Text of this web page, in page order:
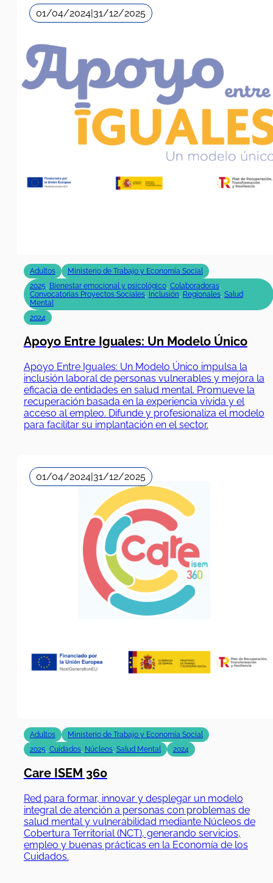
01/04/2024 31/12/2025
Adultos
Ministerio de Trabajo y Economía Social
2025, Bienestar emocional y psicológico, Colaboradoras,
Convocatorias Proyectos Sociales, Inclusión, Regionales, Salud
Mental
2024
Apoyo Entre Iguales: Un Modelo Único
Apoyo Entre Iguales: Un Modelo Único impulsa la
inclusión laboral de personas vulnerables y mejora la
eficacia de entidades en salud mental. Promueve la
recuperación basada en la experiencia vivida y el
acceso al empleo. Difunde y profesionaliza el modelo
para facilitar su implantación en el sector.
01/04/2024 31/12/2025
Adultos
Ministerio de Trabajo y Economía Social
2025, Cuidados, Núcleos, Salud Mental 2024
Care ISEM 360
Red para formar, innovar y desplegar un modelo
integral de atención a personas con problemas de
salud mental y vulnerabilidad mediante Núcleos de
Cobertura Territorial (NCT), generando servicios,
empleo y buenas prácticas en la Economía de los
Cuidados.